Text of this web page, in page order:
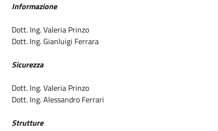
Informazione
Dott. Ing. Valeria Prinzo
Dott. Ing. Gianluigi Ferrara
Sicurezza
Dott. Ing. Valeria Prinzo
Dott. Ing. Alessandro Ferrari
Strutture